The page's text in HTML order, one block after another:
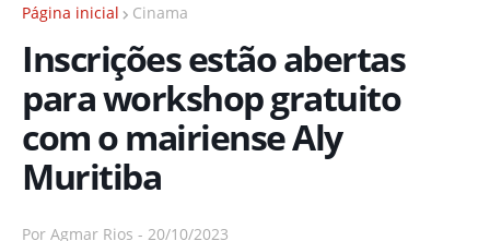
Página inicial Cinama
Inscrições estão abertas
para workshop gratuito
com o mairiense Aly
Muritiba
Por Agmar Rios - 20/10/2023